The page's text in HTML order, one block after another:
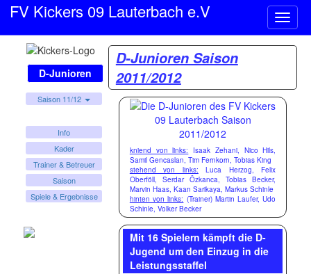
ein-/
FV Kickers 09 Lauterbach e.V
D-Junioren
Saison 11/12
Info
Kader
Trainer & Betreuer
Saison
Spiele & Ergebnisse
D-Junioren Saison
2011/2012
kniend von links: Isaak Zehani, Nico Hils,
Samil Gencaslan, Tim Fernkorn, Tobias King
stehend von links: Luca Herzog, Felix
Oberföll, Serdar Özkanca, Tobias Becker,
Marvin Haas, Kaan Sarikaya, Markus Schinle
hinten von links: (Trainer) Martin Laufer, Udo
Schinle, Volker Becker
Mit 16 Spielern kämpft die D-
Jugend um den Einzug in die
Leistungsstaffel